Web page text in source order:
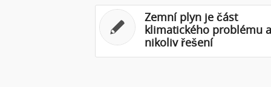
Zemní plyn je část
klimatického problému a
nikoliv řešení